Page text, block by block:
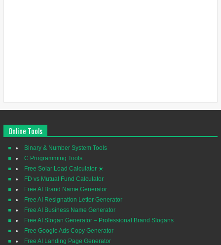
Online Tools
Binary & Number System Tools
C Programming Tools
Free Solar Load Calculator ☀️
FD vs Mutual Fund Calculator
Free AI Brand Name Generator
Free AI Resignation Letter Generator
Free AI Business Name Generator
Free AI Slogan Generator – Professional Brand Slogans
Free Google Ads Copy Generator
Free AI Landing Page Generator